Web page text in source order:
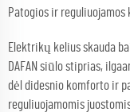
Patogios ir
Elektrikų kelius skauda
DAFAN siūlo stiprias,
dėl didesnio komforto ir
reguliuojamomis